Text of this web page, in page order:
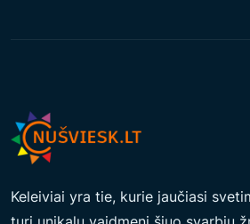
A
Keleiviai yra tie, kurie jaučiasi